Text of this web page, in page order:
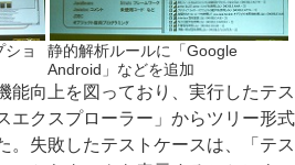
ョ
静的解析ルールに「Google
Android」などを追加
向上を図っており、実行したテス
エクスプローラー」からツリー形式
。失敗したテストケースは、「テス